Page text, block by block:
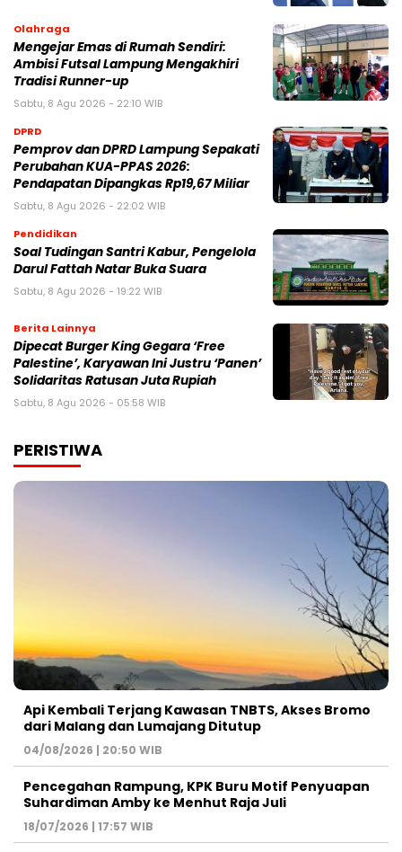
Olahraga
Mengejar Emas di Rumah Sendiri:
Ambisi Futsal Lampung Mengakhiri
Tradisi Runner-up
Sabtu, 8 Agu 2026 - 22:10 WIB
DPRD
Pemprov dan DPRD Lampung Sepakati
Perubahan KUA-PPAS 2026:
Pendapatan Dipangkas Rp19,67 Miliar
Sabtu, 8 Agu 2026 - 22:02 WIB
Pendidikan
Soal Tudingan Santri Kabur, Pengelola
Darul Fattah Natar Buka Suara
Sabtu, 8 Agu 2026 - 19:22 WIB
Berita Lainnya
Dipecat Burger King Gegara ‘Free
Palestine’, Karyawan Ini Justru ‘Panen’
Solidaritas Ratusan Juta Rupiah
Sabtu, 8 Agu 2026 - 05:58 WIB
PERISTIWA
Api Kembali Terjang Kawasan TNBTS, Akses Bromo
dari Malang dan Lumajang Ditutup
04/08/2026 | 20:50 WIB
Pencegahan Rampung, KPK Buru Motif Penyuapan
Suhardiman Amby ke Menhut Raja Juli
18/07/2026 | 17:57 WIB